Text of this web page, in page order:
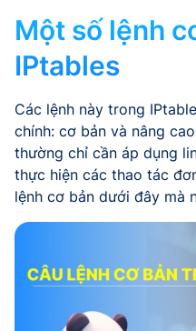
Một số lệnh
IPtables
Các lệnh này trong
chính: cơ bản và nâng
thường chỉ cần áp dụng
thực hiện các thao tác
lệnh cơ bản dưới đây mà